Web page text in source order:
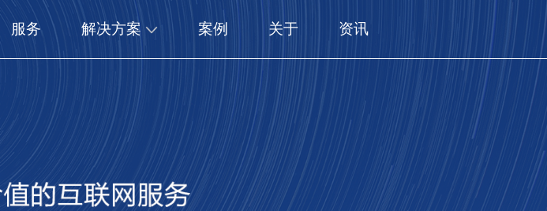
服务 解决方案 案例 关于 资讯